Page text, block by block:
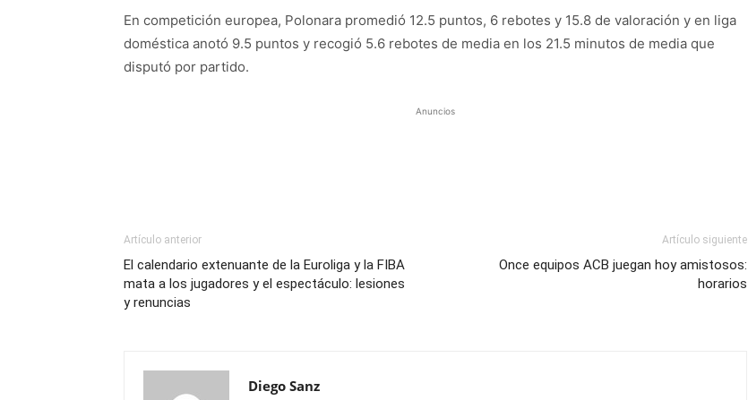
En competición europea, Polonara promedió 12.5 puntos, 6 rebotes y 15.8 de valoración y en liga
doméstica anotó 9.5 puntos y recogió 5.6 rebotes de media en los 21.5 minutos de media que
disputó por partido.
Anuncios
Artículo anterior
El calendario extenuante de la Euroliga y la FIBA
mata a los jugadores y el espectáculo: lesiones
y renuncias
Artículo siguiente
Once equipos ACB juegan hoy amistosos:
horarios
Diego Sanz